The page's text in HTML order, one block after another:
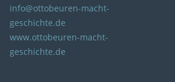
info@ottobeuren-macht-
geschichte.de
www.ottobeuren-macht-
geschichte.de